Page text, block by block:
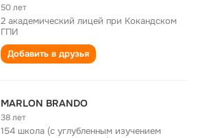
50 лет
2 академический лицей при Кокандском
ГПИ
Добавить в друзья
MARLON BRANDO
38 лет
154 школа (с углубленным изучением